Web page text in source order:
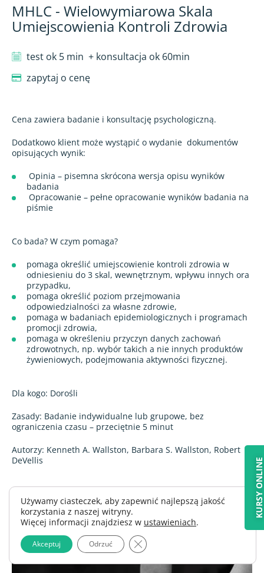
MHLC - Wielowymiarowa Skala
Umiejscowienia Kontroli Zdrowia
test ok 5 min + konsultacja ok 60min
zapytaj o cenę
Cena zawiera badanie i konsultację psychologiczną.
Dodatkowo klient może wystąpić o wydanie dokumentów
opisujących wynik:
Opinia – pisemna skrócona wersja opisu wyników
badania
Opracowanie – pełne opracowanie wyników badania na
piśmie
Co bada? W czym pomaga?
pomaga określić umiejscowienie kontroli zdrowia w
odniesieniu do 3 skal, wewnętrznym, wpływu innych ora
przypadku,
pomaga określić poziom przejmowania
odpowiedzialności za własne zdrowie,
pomaga w badaniach epidemiologicznych i programach
promocji zdrowia,
pomaga w określeniu przyczyn danych zachowań
zdrowotnych, np. wybór takich a nie innych produktów
żywieniowych, podejmowania aktywności fizycznej.
Dla kogo: Dorośli
Zasady: Badanie indywidualne lub grupowe, bez
ograniczenia czasu – przeciętnie 5 minut
Autorzy: Kenneth A. Wallston, Barbara S. Wallston, Robert
DeVellis
Używamy ciasteczek, aby zapewnić najlepszą jakość
korzystania z naszej witryny.
Więcej informacji znajdziesz w ustawieniach.
Akceptuj Odrzuć Zamknij panel powiadomień o
KURSY ONLINE